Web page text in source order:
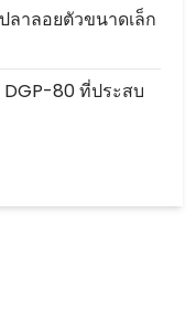
ลาลอยตัวขนาดเล็ก
80 ที่ประสบ